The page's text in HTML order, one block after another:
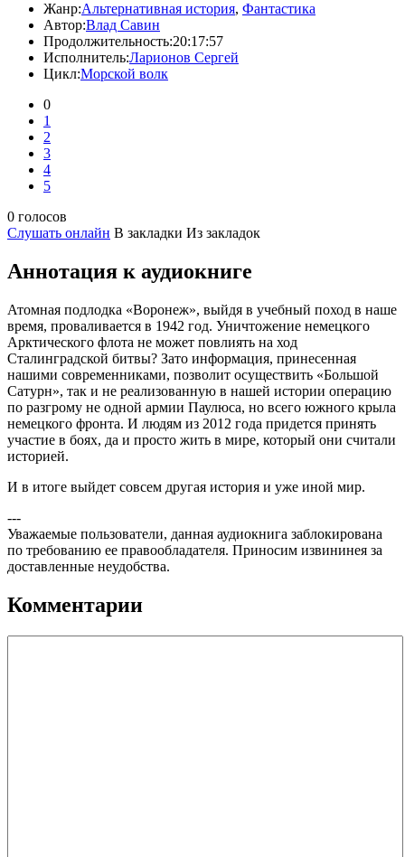
Жанр:Альтернативная история, Фантастика
Автор:Влад Савин
Продолжительность:20:17:57
Исполнитель:Ларионов Сергей
Цикл:Морской волк
0
1
2
3
4
5
0 голосов
Слушать онлайн В закладки Из закладок
Аннотация к аудиокниге
Атомная подлодка «Воронеж», выйдя в учебный поход в наше
время, проваливается в 1942 год. Уничтожение немецкого
Арктического флота не может повлиять на ход
Сталинградской битвы? Зато информация, принесенная
нашими современниками, позволит осуществить «Большой
Сатурн», так и не реализованную в нашей истории операцию
по разгрому не одной армии Паулюса, но всего южного крыла
немецкого фронта. И людям из 2012 года придется принять
участие в боях, да и просто жить в мире, который они считали
историей.
И в итоге выйдет совсем другая история и уже иной мир.
---
Уважаемые пользователи, данная аудиокнига заблокирована
по требованию ее правообладателя. Приносим извининея за
доставленные неудобства.
Комментарии